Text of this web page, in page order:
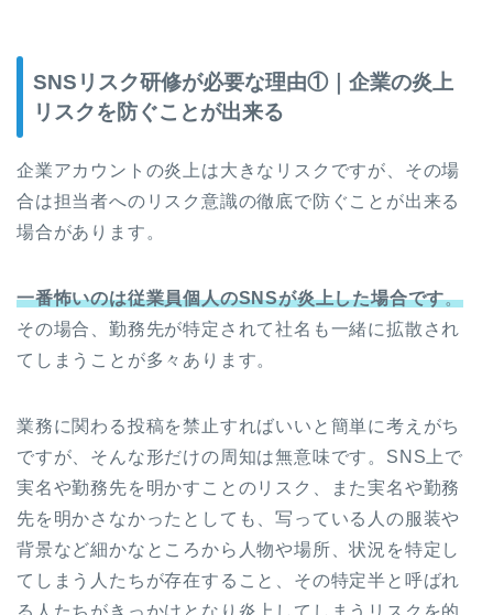
SNSリスク研修が必要な理由①｜企業の炎上
リスクを防ぐことが出来る
企業アカウントの炎上は大きなリスクですが、その場
合は担当者へのリスク意識の徹底で防ぐことが出来る
場合があります。
一番怖いのは従業員個人のSNSが炎上した場合です。
その場合、勤務先が特定されて社名も一緒に拡散され
てしまうことが多々あります。
業務に関わる投稿を禁止すればいいと簡単に考えがち
ですが、そんな形だけの周知は無意味です。SNS上で
実名や勤務先を明かすことのリスク、また実名や勤務
先を明かさなかったとしても、写っている人の服装や
背景など細かなところから人物や場所、状況を特定し
てしまう人たちが存在すること、その特定半と呼ばれ
る人たちがきっかけとなり炎上してしまうリスクを的